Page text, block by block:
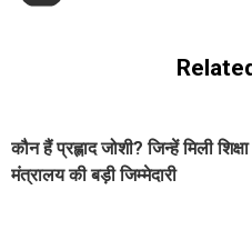
कौन हैं प्रह्लाद जोशी? जिन्हें मिली शिक्षा
मंत्रालय की बड़ी जिम्मेदारी